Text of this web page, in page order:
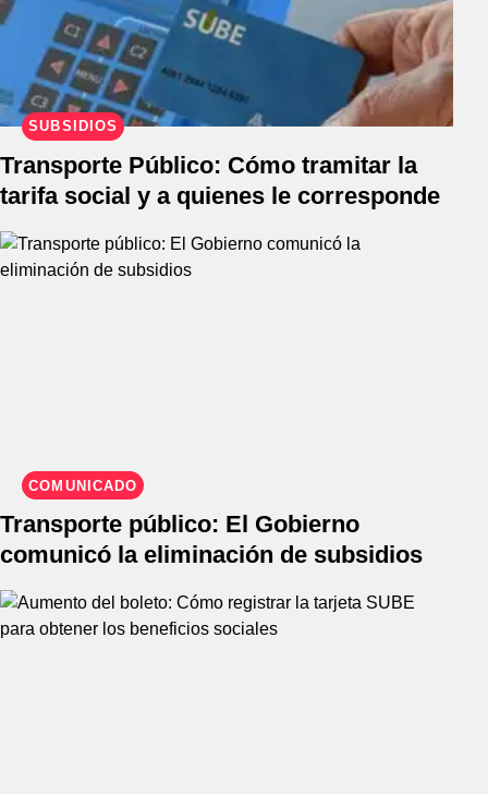
SUBSIDIOS
Transporte Público: Cómo tramitar la
tarifa social y a quienes le corresponde
COMUNICADO
Transporte público: El Gobierno
comunicó la eliminación de subsidios